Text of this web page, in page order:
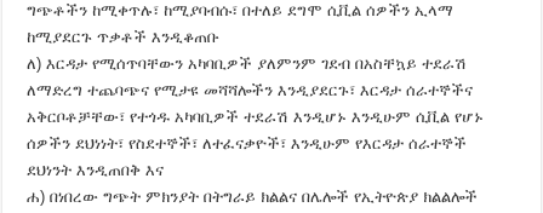
ግጭቶችን ከሚቀጥሉ፣ ከሚያባብሱ፣ በተለይ ደግሞ ሲቪል ሰዎችን ኢላማ
ከሚያደርጉ ጥቃቶች እንዲቆጠቡ
ለ) እርዳታ የሚሰጥባቸውን አካባቢዎች ያለምንም ገደብ በአስቸኳይ ተደራሽ
ለማድረግ ተጨባጭና የሚታዩ መሻሻሎችን እንዲያደርጉ፣ እርዳታ ሰራተኞችና
አቅርቦቶቻቸው፣ የተጎዱ አካባቢዎች ተደራሽ እንዲሆኑ እንዲሁም ሲቪል የሆኑ
ሰዎችን ደህነነት፣ የስደተኞች፣ ለተፈናቃዮች፣ እንዲሁም የእርዳታ ሰራተኞች
ደህነንት እንዲጠበቅ እና
ሐ) በነበረው ግጭት ምክንያት በትግራይ ክልልና በሌሎች የኢትዮጵያ ክልልሎች